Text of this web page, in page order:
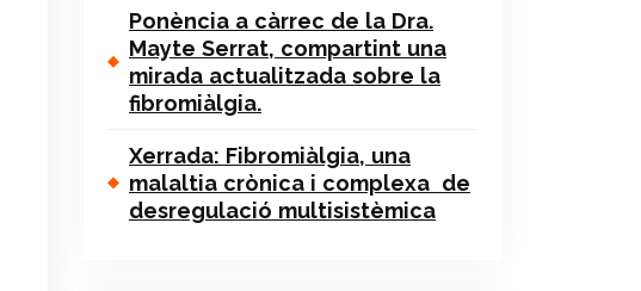
Ponència a càrrec de la Dra.
Mayte Serrat, compartint una
mirada actualitzada sobre la
fibromiàlgia.
Xerrada: Fibromiàlgia, una
malaltia crònica i complexa de
desregulació multisistèmica